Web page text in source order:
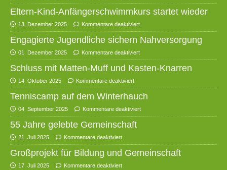
Eltern-Kind-Anfängerschwimmkurs startet wieder
13. Dezember 2025 Kommentare deaktiviert
Engagierte Jugendliche sichern Nahversorgung
01. Dezember 2025 Kommentare deaktiviert
Schluss mit Matten-Muff und Kasten-Knarren
14. Oktober 2025 Kommentare deaktiviert
Tenniscamp auf dem Winterhauch
04. September 2025 Kommentare deaktiviert
55 Jahre gelebte Gemeinschaft
21. Juli 2025 Kommentare deaktiviert
Großprojekt für Bildung und Gemeinschaft
17. Juli 2025 Kommentare deaktiviert